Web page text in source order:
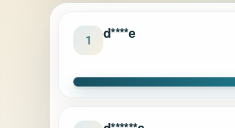
1 d****e